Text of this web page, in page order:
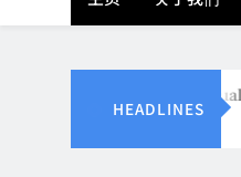
HEADLINES
Gears Up for Kuala